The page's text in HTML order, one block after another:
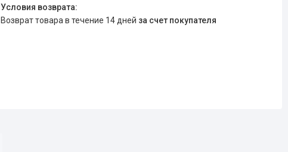
возврат товара в течение 14 дней за счет покупателя